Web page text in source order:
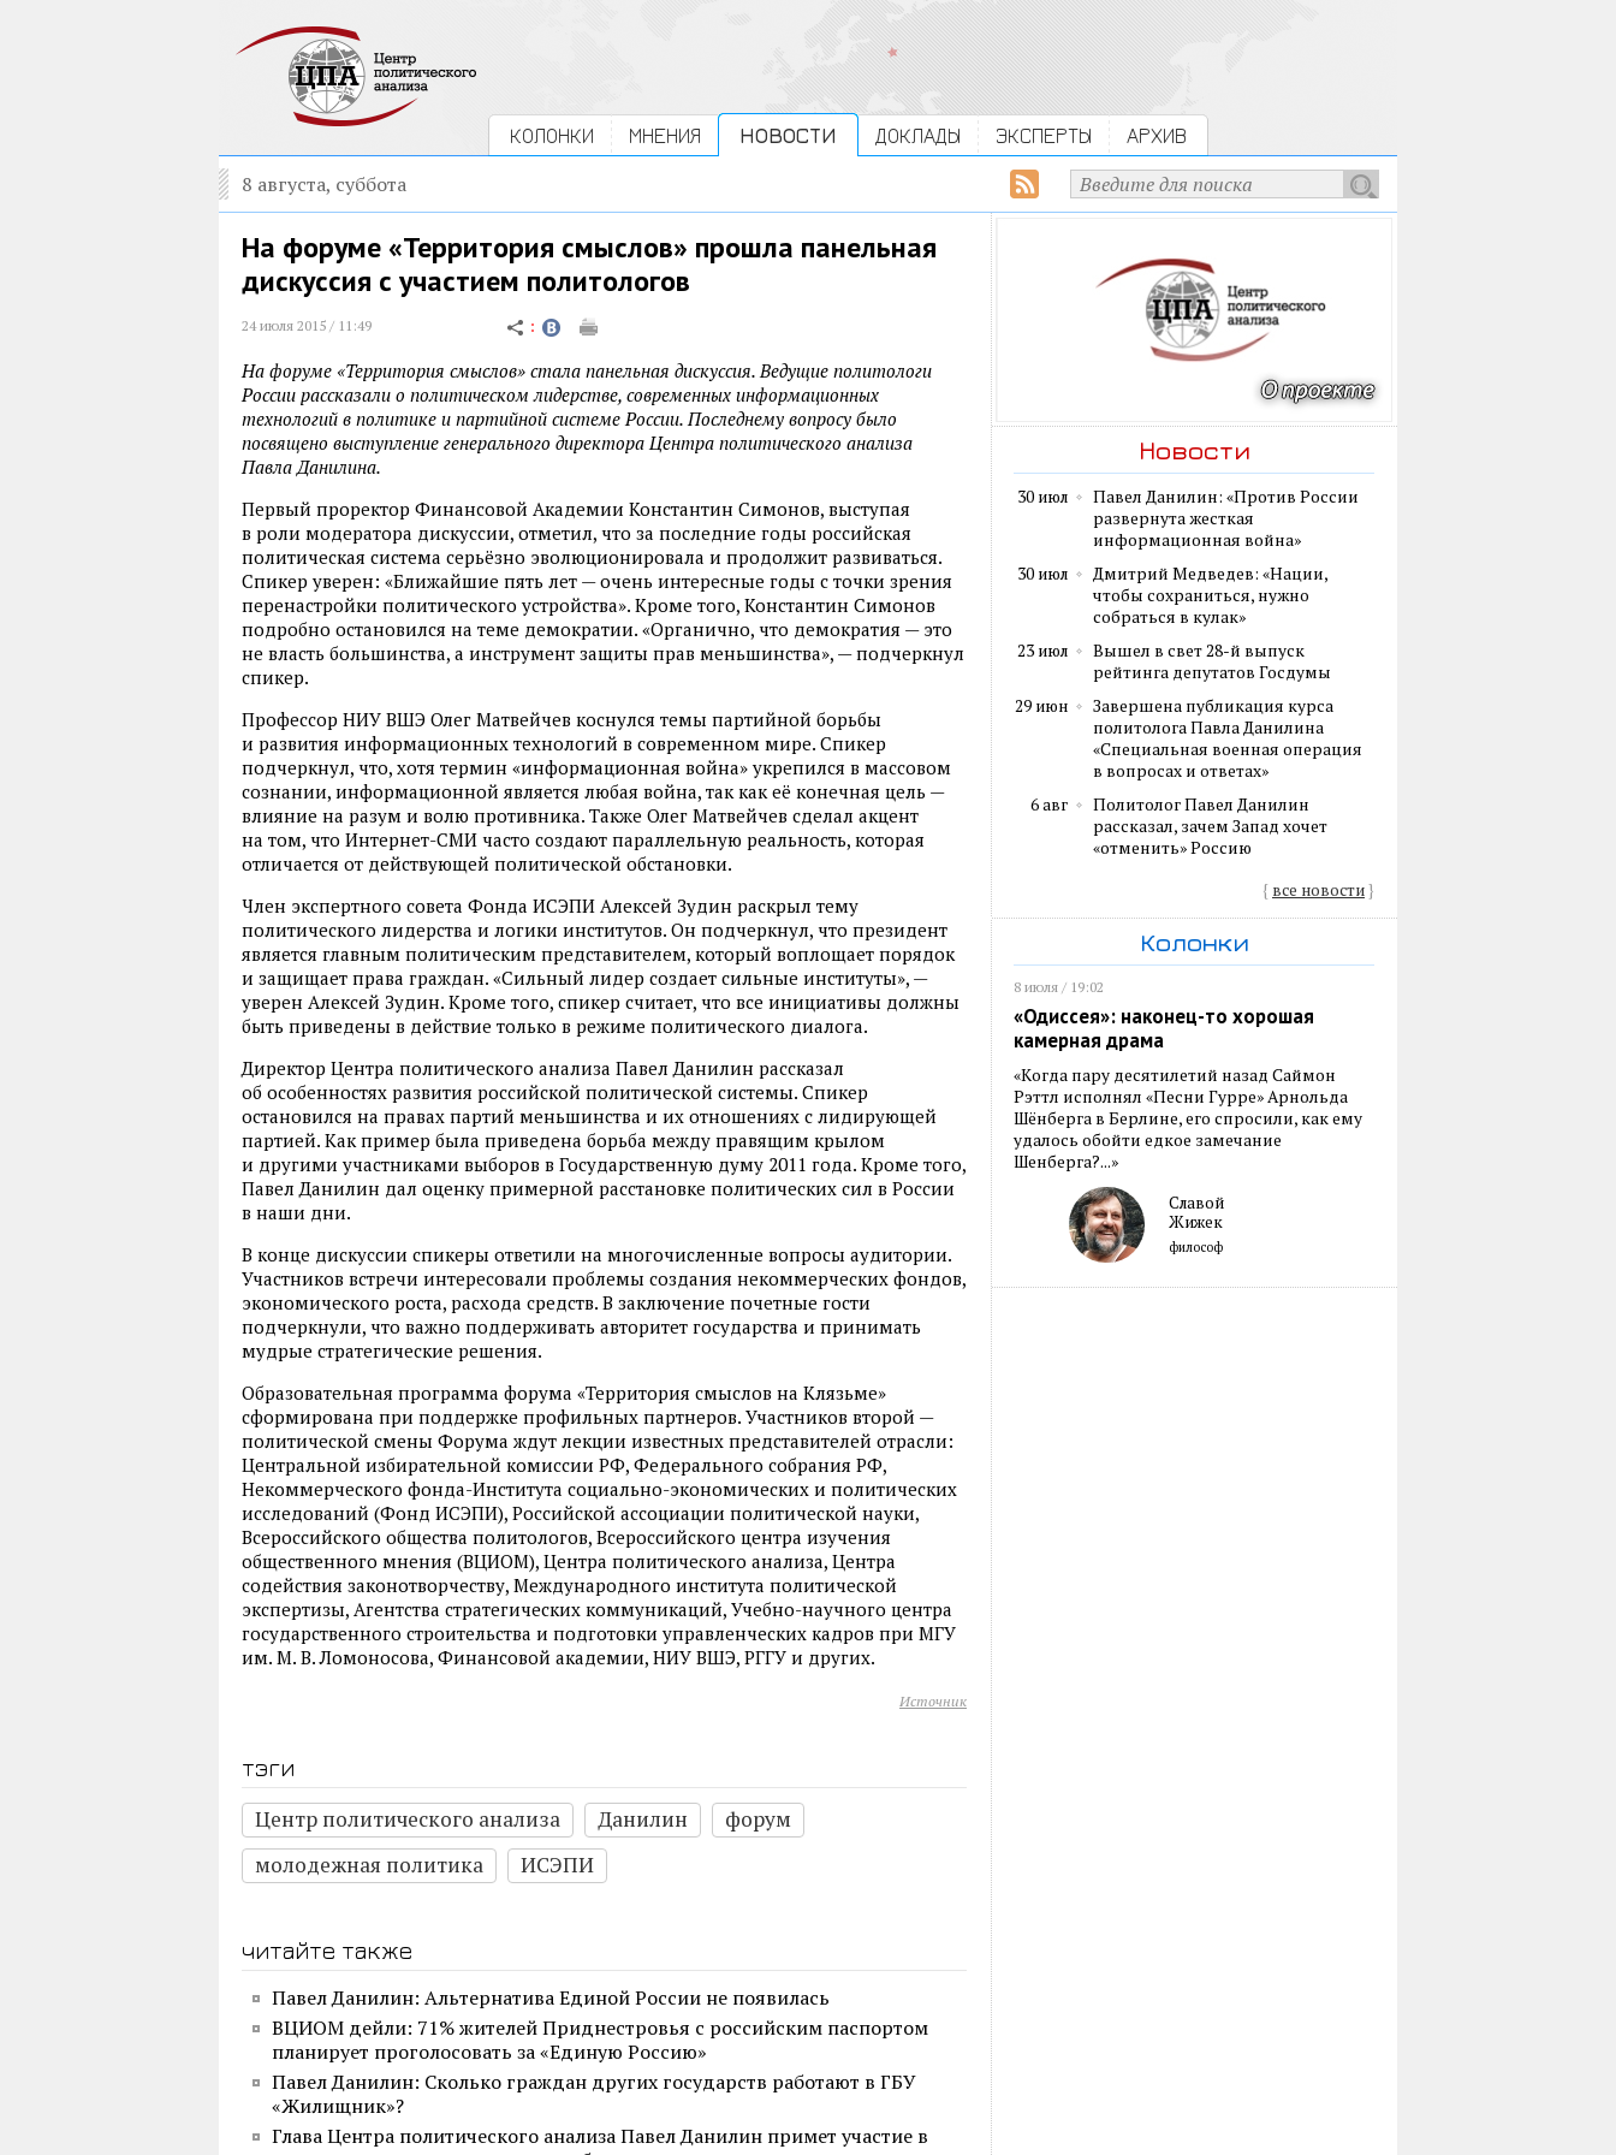
КОЛОНКИ МНЕНИЯ НОВОСТИ ДОКЛАДЫ ЭКСПЕРТЫ АРХИВ
8 августа, суббота
На форуме «Территория смыслов» прошла панельная
дискуссия с участием политологов
24 июля 2015 / 11:49
На форуме «Территория смыслов» стала панельная дискуссия. Ведущие политологи
России рассказали о политическом лидерстве, современных информационных
технологий в политике и партийной системе России. Последнему вопросу было
посвящено выступление генерального директора Центра политического анализа
Павла Данилина.
Первый проректор Финансовой Академии Константин Симонов, выступая
в роли модератора дискуссии, отметил, что за последние годы российская
политическая система серьёзно эволюционировала и продолжит развиваться.
Спикер уверен: «Ближайшие пять лет — очень интересные годы с точки зрения
перенастройки политического устройства». Кроме того, Константин Симонов
подробно остановился на теме демократии. «Органично, что демократия — это
не власть большинства, а инструмент защиты прав меньшинства», — подчеркнул
спикер.
Профессор НИУ ВШЭ Олег Матвейчев коснулся темы партийной борьбы
и развития информационных технологий в современном мире. Спикер
подчеркнул, что, хотя термин «информационная война» укрепился в массовом
сознании, информационной является любая война, так как её конечная цель —
влияние на разум и волю противника. Также Олег Матвейчев сделал акцент
на том, что Интернет-СМИ часто создают параллельную реальность, которая
отличается от действующей политической обстановки.
Член экспертного совета Фонда ИСЭПИ Алексей Зудин раскрыл тему
политического лидерства и логики институтов. Он подчеркнул, что президент
является главным политическим представителем, который воплощает порядок
и защищает права граждан. «Сильный лидер создает сильные институты», —
уверен Алексей Зудин. Кроме того, спикер считает, что все инициативы должны
быть приведены в действие только в режиме политического диалога.
Директор Центра политического анализа Павел Данилин рассказал
об особенностях развития российской политической системы. Спикер
остановился на правах партий меньшинства и их отношениях с лидирующей
партией. Как пример была приведена борьба между правящим крылом
и другими участниками выборов в Государственную думу 2011 года. Кроме того,
Павел Данилин дал оценку примерной расстановке политических сил в России
в наши дни.
В конце дискуссии спикеры ответили на многочисленные вопросы аудитории.
Участников встречи интересовали проблемы создания некоммерческих фондов,
экономического роста, расхода средств. В заключение почетные гости
подчеркнули, что важно поддерживать авторитет государства и принимать
мудрые стратегические решения.
Образовательная программа форума «Территория смыслов на Клязьме»
сформирована при поддержке профильных партнеров. Участников второй —
политической смены Форума ждут лекции известных представителей отрасли:
Центральной избирательной комиссии РФ, Федерального собрания РФ,
Некоммерческого фонда-Института социально-экономических и политических
исследований (Фонд ИСЭПИ), Российской ассоциации политической науки,
Всероссийского общества политологов, Всероссийского центра изучения
общественного мнения (ВЦИОМ), Центра политического анализа, Центра
содействия законотворчеству, Международного института политической
экспертизы, Агентства стратегических коммуникаций, Учебно-научного центра
государственного строительства и подготовки управленческих кадров при МГУ
им. М. В. Ломоносова, Финансовой академии, НИУ ВШЭ, РГГУ и других.
Источник
тэги
Центр политического анализа
Данилин
форум
молодежная политика
ИСЭПИ
читайте также
Павел Данилин: Альтернатива Единой России не появилась
ВЦИОМ дейли: 71% жителей Приднестровья с российским паспортом
планирует проголосовать за «Единую Россию»
Павел Данилин: Сколько граждан других государств работают в ГБУ
«Жилищник»?
Глава Центра политического анализа Павел Данилин примет участие в
Новости
30 июл
Павел Данилин: «Против России
развернута жесткая
информационная война»
30 июл
Дмитрий Медведев: «Нации,
чтобы сохраниться, нужно
собраться в кулак»
23 июл
Вышел в свет 28-й выпуск
рейтинга депутатов Госдумы
29 июн
Завершена публикация курса
политолога Павла Данилина
«Специальная военная операция
в вопросах и ответах»
6 авг
Политолог Павел Данилин
рассказал, зачем Запад хочет
«отменить» Россию
{ все новости}
Колонки
8 июля / 19:02
«Одиссея»: наконец-то хорошая
камерная драма
«Когда пару десятилетий назад Саймон
Рэттл исполнял «Песни Гурре» Арнольда
Шёнберга в Берлине, его спросили, как ему
удалось обойти едкое замечание
Шенберга?...»
Славой
Жижек
философ